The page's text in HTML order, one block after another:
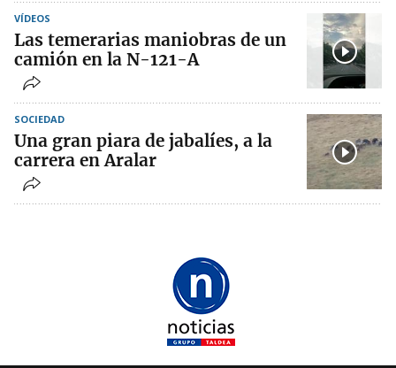
VÍDEOS
Las temerarias maniobras de un
camión en la N-121-A
SOCIEDAD
Una gran piara de jabalíes, a la
carrera en Aralar